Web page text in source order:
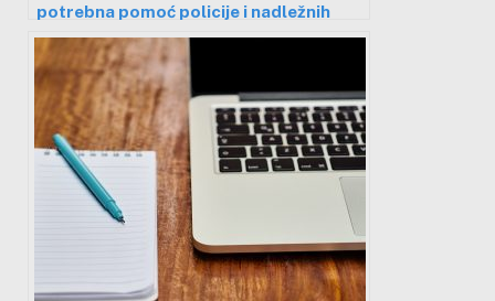
potrebna pomoć policije i nadležnih
centara socijalne zaštite